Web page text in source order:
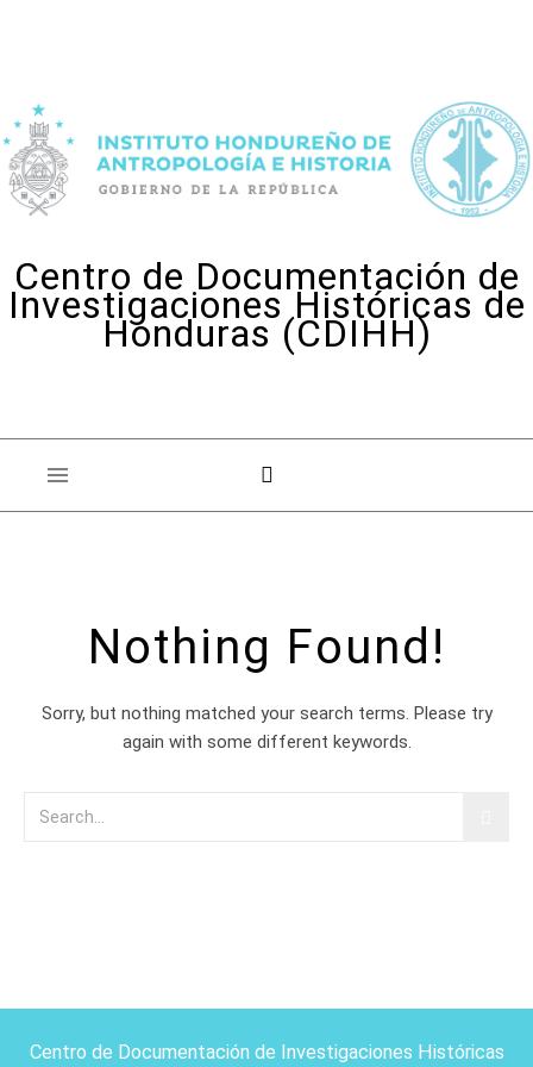
Centro de Documentación de
Investigaciones Históricas de
Honduras (CDIHH)
Nothing Found!
Sorry, but nothing matched your search terms. Please try
again with some different keywords.
Centro de Documentación de Investigaciones Históricas